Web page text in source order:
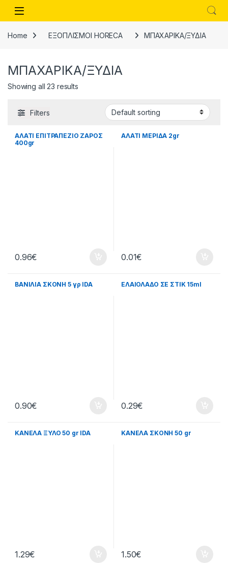
Skip to navigation
Skip to content
Open
Home ΕΞΟΠΛΙΣΜΟΙ HORECA ΜΠΑΧΑΡΙΚΑ/ΞΥΔΙΑ
ΜΠΑΧΑΡΙΚΑ/ΞΥΔΙΑ
Showing all 23 results
Filters
ΑΛΑΤΙ ΕΠΙΤΡΑΠΕΖΙΟ ΖΑΡΟΣ
400gr
0.96€
ΑΛΑΤΙ ΜΕΡΙΔΑ 2gr
0.01€
ΒΑΝΙΛΙΑ ΣΚΟΝΗ 5 γρ IDA
0.90€
ΕΛΑΙΟΛΑΔΟ ΣΕ ΣΤΙΚ 15ml
0.29€
ΚΑΝΕΛΑ ΞΥΛΟ 50 gr IDA
1.29€
ΚΑΝΕΛΑ ΣΚΟΝΗ 50 gr
1.50€